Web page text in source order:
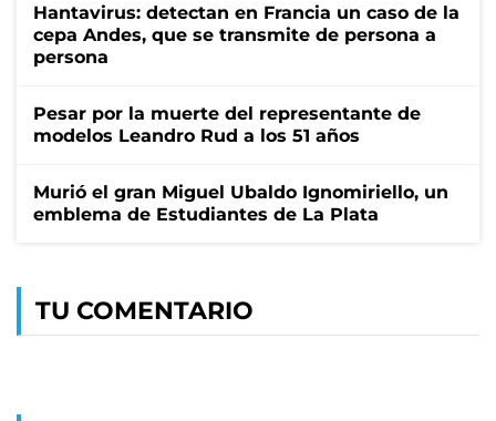
Hantavirus: detectan en Francia un caso de la
cepa Andes, que se transmite de persona a
persona
Pesar por la muerte del representante de
modelos Leandro Rud a los 51 años
Murió el gran Miguel Ubaldo Ignomiriello, un
emblema de Estudiantes de La Plata
TU COMENTARIO